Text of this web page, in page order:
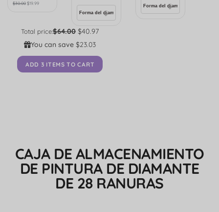
$30.00$19.99
Total price:$64.00 $40.97
You can save$23.03
ADD 3 ITEMS TO CART
CAJA DE ALMACENAMIENTO
DE PINTURA DE DIAMANTE
DE 28 RANURAS